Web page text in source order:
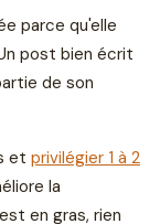
parce qu'elle
post bien écrit
de son
et privilégier 1 à 2
la
en gras, rien